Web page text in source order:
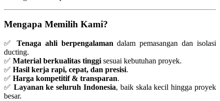
Mengapa Memilih Kami?
✅ Tenaga ahli berpengalaman dalam pemasangan dan isolasi
ducting.
✅ Material berkualitas tinggi sesuai kebutuhan proyek.
✅ Hasil kerja rapi, cepat, dan presisi.
✅ Harga kompetitif & transparan.
✅ Layanan ke seluruh Indonesia, baik skala kecil hingga proyek
besar.